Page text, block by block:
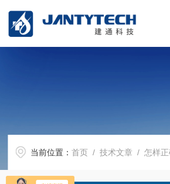
当前位置：首页 /技术文章 / 怎样正